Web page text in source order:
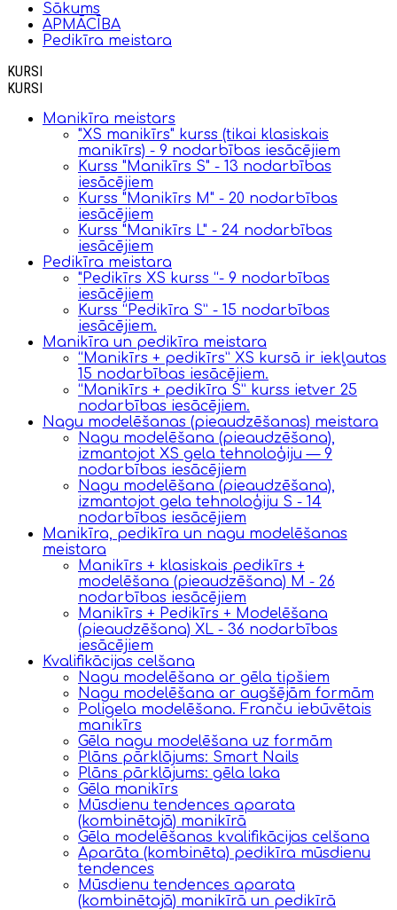
Sākums
APMĀCĪBA
Pedikīra meistara
KURSI
KURSI
Manikīra meistars
"XS manikīrs" kurss (tikai klasiskais
manikīrs) - 9 nodarbības iesācējiem
Kurss "Manikīrs S" - 13 nodarbības
iesācējiem
Kurss "Manikīrs M" - 20 nodarbības
iesācējiem
Kurss "Manikīrs L" - 24 nodarbības
iesācējiem
Pedikīra meistara
"Pedikīrs XS kurss “- 9 nodarbības
iesācējiem
Kurss “Pedikīra S” - 15 nodarbības
iesācējiem.
Manikīra un pedikīra meistara
“Manikīrs + pedikīrs” XS kursā ir iekļautas
15 nodarbības iesācējiem.
“Manikīrs + pedikīra S” kurss ietver 25
nodarbības iesācējiem.
Nagu modelēšanas (pieaudzēšanas) meistara
Nagu modelēšana (pieaudzēšana),
izmantojot XS gela tehnoloģiju — 9
nodarbības iesācējiem
Nagu modelēšana (pieaudzēšana),
izmantojot gela tehnoloģiju S - 14
nodarbības iesācējiem
Manikīra, pedikīra un nagu modelēšanas
meistara
Manikīrs + klasiskais pedikīrs +
modelēšana (pieaudzēšana) M - 26
nodarbības iesācējiem
Manikīrs + Pedikīrs + Modelēšana
(pieaudzēšana) XL - 36 nodarbības
iesācējiem
Kvalifikācijas celšana
Nagu modelēšana ar gēla tipšiem
Nagu modelēšana ar augšējām formām
Poligela modelēšana. Franču iebūvētais
manikīrs
Gēla nagu modelēšana uz formām
Plāns pārklājums: Smart Nails
Plāns pārklājums: gēla laka
Gēla manikīrs
Mūsdienu tendences aparata
(kombinētajā) manikīrā
Gēla modelēšanas kvalifikācijas celšana
Aparāta (kombinēta) pedikīra mūsdienu
tendences
Mūsdienu tendences aparata
(kombinētajā) manikīrā un pedikīrā